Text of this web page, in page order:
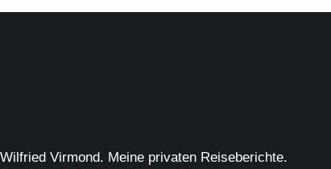
Wilfried Virmond. Meine privaten Reiseberichte.